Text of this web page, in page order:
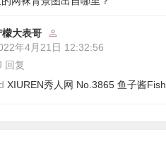
檬大表哥
年4月21日 12:32:56
回复
XIUREN秀人网 No.3865 鱼子酱Fish